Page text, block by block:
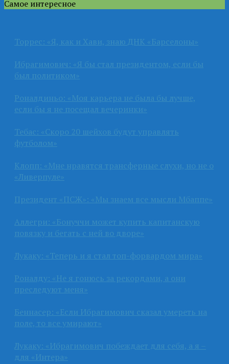
Самое интересное
Торрес: «Я, как и Хави, знаю ДНК «Барселоны»
Ибрагимович: «Я бы стал президентом, если бы
был политиком»
Роналдиньо: «Моя карьера не была бы лучше,
если бы я не посещал вечеринки»
Тебас: «Скоро 20 шейхов будут управлять
футболом»
Клопп: «Мне нравятся трансферные слухи, но не о
«Ливерпуле»
Президент «ПСЖ»: «Мы знаем все мысли Мбаппе»
Аллегри: «Бонуччи может купить капитанскую
повязку и бегать с ней во дворе»
Лукаку: «Теперь и я стал топ-форвардом мира»
Роналду: «Не я гонюсь за рекордами, а они
преследуют меня»
Беннасер: «Если Ибрагимович сказал умереть на
поле, то все умирают»
Лукаку: «Ибрагимович побеждает для себя, а я –
для «Интера»